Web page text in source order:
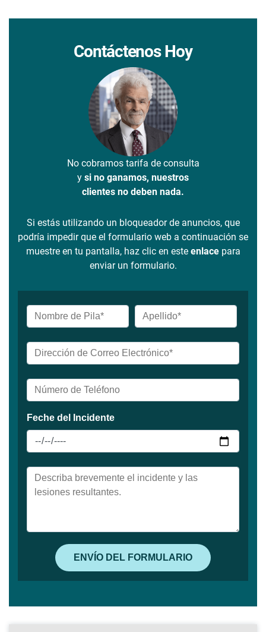
Contáctenos Hoy
No cobramos tarifa de consulta
y si no ganamos, nuestros
clientes no deben nada.
Si estás utilizando un bloqueador de anuncios, que
podría impedir que el formulario web a continuación se
muestre en tu pantalla, haz clic en este enlacepara
enviar un formulario.